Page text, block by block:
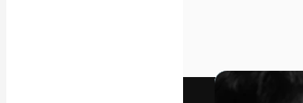
Vídeos
Clipes de vídeo